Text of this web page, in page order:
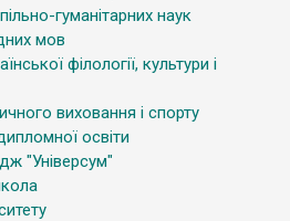
гуманітарних наук
мов
філології, культури і
виховання і спорту
освіти
"Універсум"